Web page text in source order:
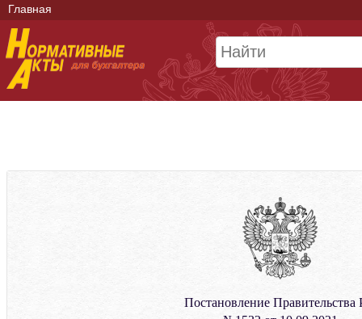
Главная
Постановление Правительства